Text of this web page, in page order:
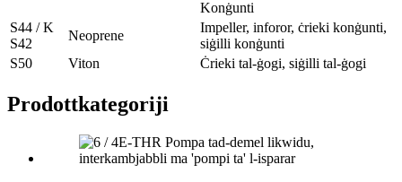
Konġunti
S44 / K
S42
Neoprene
Impeller, inforor, ċrieki konġunti,
siġilli konġunti
S50
Viton Ċrieki tal-ġogi, siġilli tal-ġogi
Prodottkategoriji